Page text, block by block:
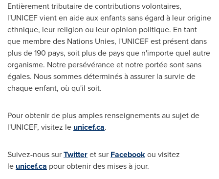
Entièrement tributaire de contributions volontaires,
l'UNICEF vient en aide aux enfants sans égard à leur origine
ethnique, leur religion ou leur opinion politique. En tant
que membre des Nations Unies, l'UNICEF est présent dans
plus de 190 pays, soit plus de pays que n'importe quel autre
organisme. Notre persévérance et notre portée sont sans
égales. Nous sommes déterminés à assurer la survie de
chaque enfant, où qu'il soit.
Pour obtenir de plus amples renseignements au sujet de
l'UNICEF, visitez le unicef.ca.
Suivez-nous surTwitteret sur Facebookou visitez
le unicef.ca pour obtenir des mises à jour.